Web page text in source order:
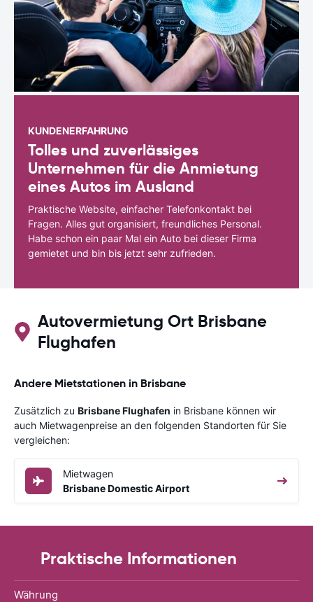
KUNDENERFAHRUNG
Tolles und zuverlässiges
Unternehmen für die Anmietung
eines Autos im Ausland
Praktische Website, einfacher Telefonkontakt bei
Fragen. Alles gut organisiert, freundliches Personal.
Habe schon ein paar Mal ein Auto bei dieser Firma
gemietet und bin bis jetzt sehr zufrieden.
Autovermietung Ort Brisbane
Flughafen
Andere Mietstationen in Brisbane
Zusätzlich zu Brisbane Flughafen in Brisbane können wir
auch Mietwagenpreise an den folgenden Standorten für Sie
vergleichen:
Mietwagen
Brisbane Domestic Airport
Praktische Informationen
Währung